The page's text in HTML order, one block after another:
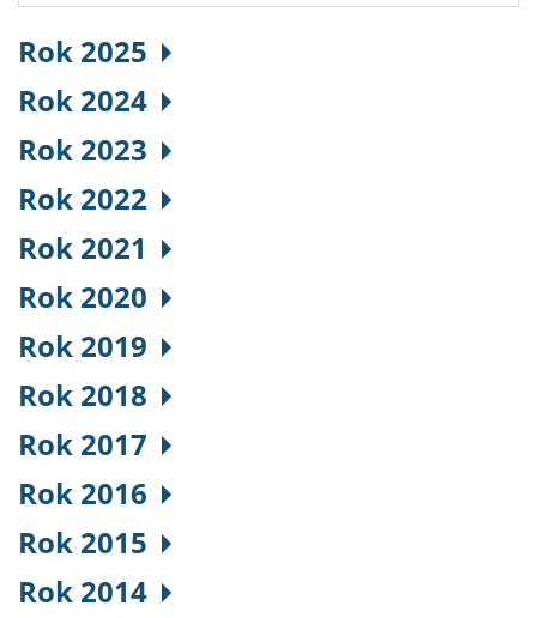
Rok 2025
Rok 2024
Rok 2023
Rok 2022
Rok 2021
Rok 2020
Rok 2019
Rok 2018
Rok 2017
Rok 2016
Rok 2015
Rok 2014